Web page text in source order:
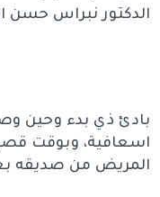
الدكتور نبراس حسن
بادئ ذي بدء وحين
اسعافية، وبوقت
المريض من صديقه